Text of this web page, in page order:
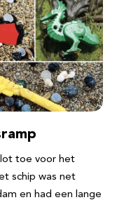
toe voor het
schip was net
en had een lange